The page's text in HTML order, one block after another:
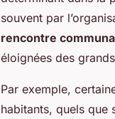
souvent par
rencontre
éloignées des
Par exemple,
habitants, quels que